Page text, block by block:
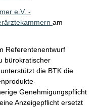
e.V. -
am
Referentenentwurf
bürokratischer
die BTK die
Genehmigungspflicht
Anzeigepflicht ersetzt